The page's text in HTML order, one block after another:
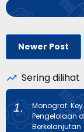
Newer Post
Sering dilihat
Monograf:
Pengelolaan
Berkelanjutan